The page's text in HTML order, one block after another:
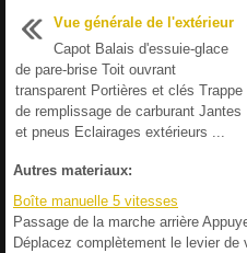
Vue générale de l'extérieur
Capot Balais d'essuie-glace
de pare-brise Toit ouvrant
transparent Portières et clés Trappe
de remplissage de carburant Jantes
et pneus Eclairages extérieurs ...
Autres materiaux:
Boîte manuelle 5 vitesses
Passage de la marche arrière
Déplacez complètement le levier